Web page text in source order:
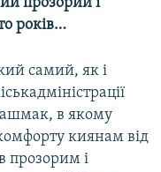
прозорий і
років…
самий, як і
в якому
киянам від
прозорим і